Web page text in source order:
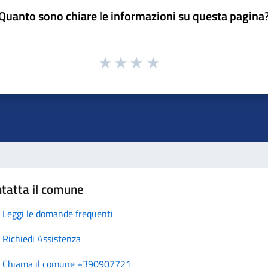
sono chiare le informazioni su questa
il comune
Leggi le domande frequenti
Richiedi Assistenza
Chiama il comune +390907721